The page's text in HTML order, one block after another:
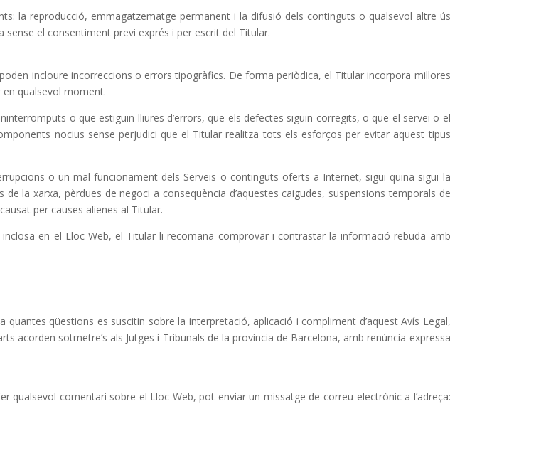
la reproducció, emmagatzematge permanent i la difusió dels continguts o qualsevol altre ús
el consentiment previ exprés i per escrit del Titular.
incloure incorreccions o errors tipogràfics. De forma periòdica, el Titular incorpora millores
qualsevol moment.
o que estiguin lliures d’errors, que els defectes siguin corregits, o que el servei o el
nocius sense perjudici que el Titular realitza tots els esforços per evitar aquest tipus
o un mal funcionament dels Serveis o continguts oferts a Internet, sigui quina sigui la
la xarxa, pèrdues de negoci a conseqüència d’aquestes caigudes, suspensions temporals de
per causes alienes al Titular.
en el Lloc Web, el Titular li recomana comprovar i contrastar la informació rebuda amb
qüestions es suscitin sobre la interpretació, aplicació i compliment d’aquest Avís Legal,
acorden sotmetre’s als Jutges i Tribunals de la província de Barcelona, amb renúncia expressa
qualsevol comentari sobre el Lloc Web, pot enviar un missatge de correu electrònic a l’adreça: